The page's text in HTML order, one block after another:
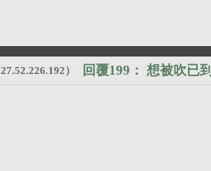
回覆199： 想被吹已到
27.52.226.192）